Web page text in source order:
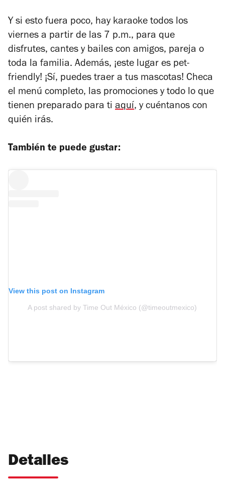
Y si esto fuera poco, hay karaoke todos los
viernes a partir de las 7 p.m., para que
disfrutes, cantes y bailes con amigos, pareja o
toda la familia. Además, ¡este lugar es pet-
friendly! ¡Sí, puedes traer a tus mascotas! Checa
el menú completo, las promociones y todo lo que
tienen preparado para ti aquí, y cuéntanos con
quién irás.
También te puede gustar:
View this post on Instagram
A post shared by Time Out México (@timeoutmexico)
Detalles